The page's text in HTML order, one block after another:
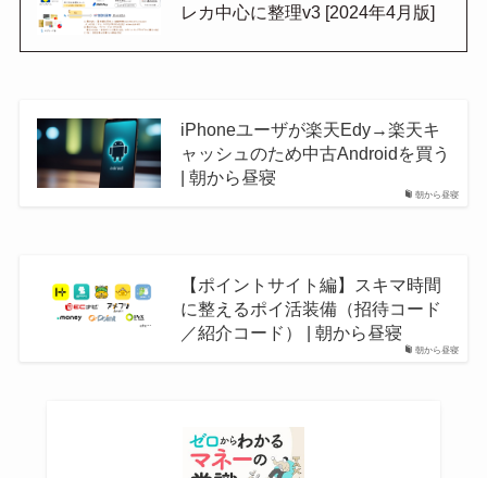
レカ中心に整理v3 [2024年4月版]
朝から昼寝
iPhoneユーザが楽天Edy→楽天キ
ャッシュのため中古Androidを買う
| 朝から昼寝
朝から昼寝
【ポイントサイト編】スキマ時間
に整えるポイ活装備（招待コード
／紹介コード） | 朝から昼寝